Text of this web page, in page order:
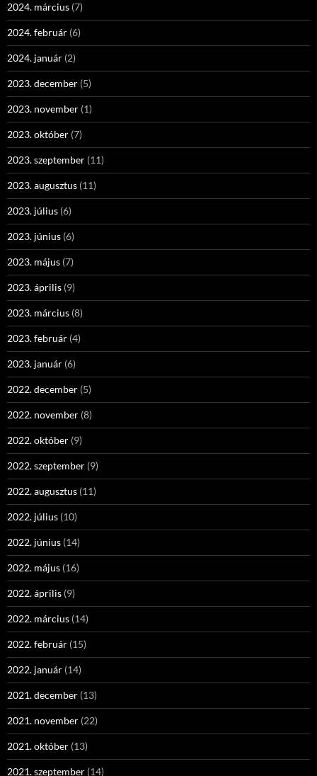
2024. március (7)
2024. február (6)
2024. január (2)
2023. december (5)
2023. november (1)
2023. október (7)
2023. szeptember (11)
2023. augusztus (11)
2023. július (6)
2023. június (6)
2023. május (7)
2023. április (9)
2023. március (8)
2023. február (4)
2023. január (6)
2022. december (5)
2022. november (8)
2022. október (9)
2022. szeptember (9)
2022. augusztus (11)
2022. július (10)
2022. június (14)
2022. május (16)
2022. április (9)
2022. március (14)
2022. február (15)
2022. január (14)
2021. december (13)
2021. november (22)
2021. október (13)
2021. szeptember (14)